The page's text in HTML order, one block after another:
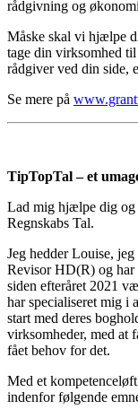
rådgivning og
Måske skal vi hjælpe
tage din virksomhed
rådgiver ved din side,
Se mere på
TipTopTal – et
Lad mig hjælpe dig og
Regnskabs Tal.
Jeg hedder Louise,
Revisor HD(R) og har
siden efteråret 2021
har specialiseret mig i
start med deres
virksomheder, med at
fået behov for det.
Med et
indenfor følgende